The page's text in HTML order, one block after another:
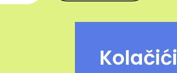
Kolačići